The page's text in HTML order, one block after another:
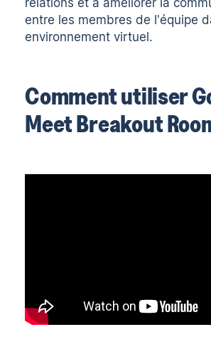
relations et à améliorer la
entre les membres de l'équipe
environnement virtuel.
Comment utiliser
Meet Breakout